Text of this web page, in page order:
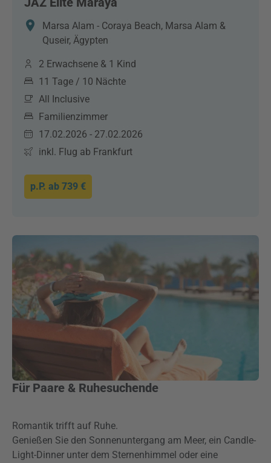
Marsa Alam - Coraya Beach, Marsa Alam &
Quseir, Ägypten
2 Erwachsene & 1 Kind
11 Tage / 10 Nächte
All Inclusive
Familienzimmer
17.02.2026 - 27.02.2026
inkl. Flug ab Frankfurt
p.P. ab 739 €
Für Paare & Ruhesuchende
Romantik trifft auf Ruhe.
Genießen Sie den Sonnenuntergang am Meer, ein Candle-
Light-Dinner unter dem Sternenhimmel oder eine